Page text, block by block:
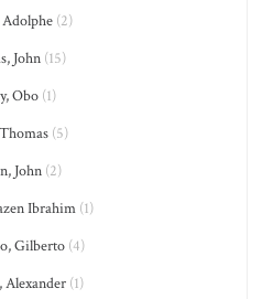
(2)
John (15)
Obo (1)
(5)
John (2)
Ibrahim (1)
Gilberto (4)
Alexander(1)